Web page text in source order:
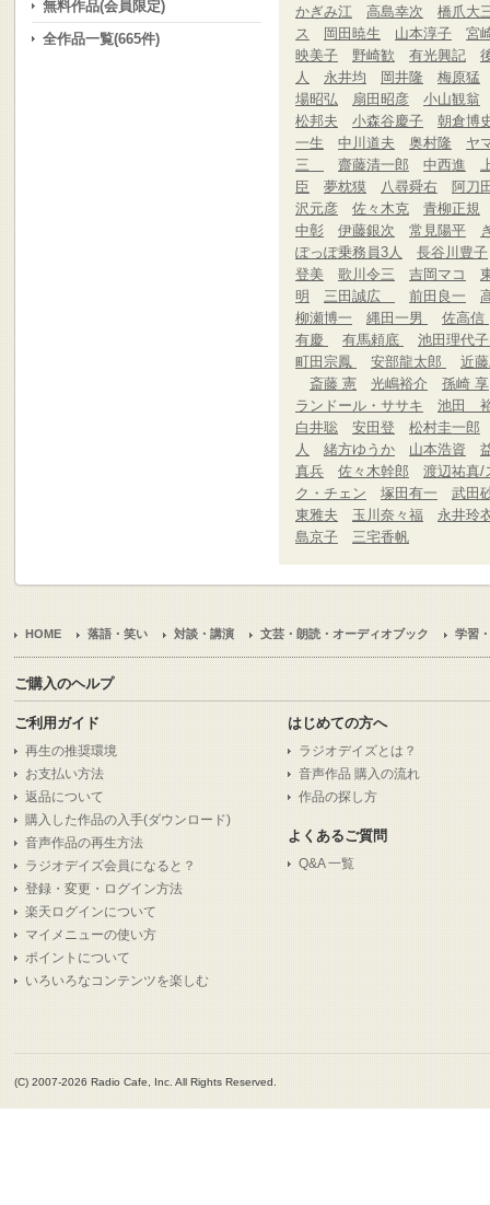
かぎみ江
高島幸次
橋爪大
ス
岡田暁生 山本淳子
宮
映美子
野崎歓 有光興記
人
永井均 岡井隆
梅原猛
場昭弘
扇田昭彦
小山観翁
松邦夫
小森谷慶子
朝倉博
一生
中川道夫 奥村隆
ヤ
三
齋藤清一郎 中西進
臣
夢枕獏 八尋舜右
阿刀
沢元彦
佐々木克
青柳正規
中彰
伊藤銀次 常見陽平
ぽっぽ乗務員3人
長谷川豊子
登美
歌川令三 吉岡マコ
明
三田誠広 前田良一
柳瀬博一
縄田一男
佐高信
有慶
有馬頼底
池田理代
町田宗鳳
安部龍太郎
近
斎藤 憲
光嶋裕介
孫崎 享
ランドール・ササキ
池田
白井聡
安田登
松村圭一郎
人
緒方ゆうか 山本浩資
真兵
佐々木幹郎
渡辺祐真/
ク・チェン
塚田有一
武田
東雅夫
玉川奈々福
永井玲
島京子
三宅香帆
無料作品(会員限定)
全作品一覧(665件)
HOME 落語・笑い 対談・講演 文芸・朗読・オーディオブック 学習
ご購入のヘルプ
ご利用ガイド
再生の推奨環境
お支払い方法
返品について
購入した作品の入手(ダウンロード)
音声作品の再生方法
ラジオデイズ会員になると？
登録・変更・ログイン方法
楽天ログインについて
マイメニューの使い方
ポイントについて
いろいろなコンテンツを楽しむ
はじめての方へ
ラジオデイズとは？
音声作品 購入の流れ
作品の探し方
よくあるご質問
Q&A 一覧
(C) 2007-2026 Radio Cafe, Inc. All Rights Reserved.